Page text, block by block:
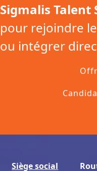
Sigmalis Talent
pour rejoindre
ou intégrer
Siège social